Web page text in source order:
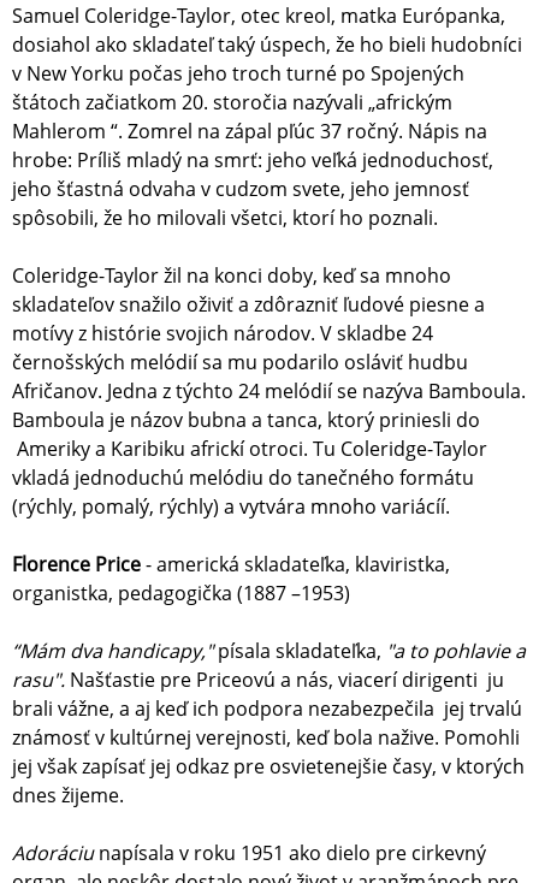
Samuel Coleridge-Taylor, otec kreol, matka Európanka,
dosiahol ako skladateľ taký úspech, že ho bieli hudobníci
v New Yorku počas jeho troch turné po Spojených
štátoch začiatkom 20. storočia nazývali „africkým
Mahlerom “. Zomrel na zápal pľúc 37 ročný. Nápis na
hrobe: Príliš mladý na smrť: jeho veľká jednoduchosť,
jeho šťastná odvaha v cudzom svete, jeho jemnosť
spôsobili, že ho milovali všetci, ktorí ho poznali.
Coleridge-Taylor žil na konci doby, keď sa mnoho
skladateľov snažilo oživiť a zdôrazniť ľudové piesne a
motívy z histórie svojich národov. V skladbe 24
černošských melódií sa mu podarilo osláviť hudbu
Afričanov. Jedna z týchto 24 melódií se nazýva Bamboula.
Bamboula je názov bubna a tanca, ktorý priniesli do
Ameriky a Karibiku africkí otroci. Tu Coleridge-Taylor
vkladá jednoduchú melódiu do tanečného formátu
(rýchly, pomalý, rýchly) a vytvára mnoho variácíí.
Florence Price- americká skladateľka, klaviristka,
organistka, pedagogička (1887 –1953)
“Mám dva handicapy,"písala skladateľka, "a to pohlavie a
rasu". Našťastie pre Priceovú a nás, viacerí dirigenti ju
brali vážne, a aj keď ich podpora nezabezpečila jej trvalú
známosť v kultúrnej verejnosti, keď bola nažive. Pomohli
jej však zapísať jej odkaz pre osvietenejšie časy, v ktorých
dnes žijeme.
Adoráciunapísala v roku 1951 ako dielo pre cirkevný